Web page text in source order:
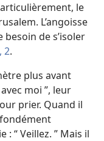
le
L’angoisse
besoin de s’isoler
2.
plus avant
moi ”, leur
prier. Quand il
“ Veillez. ” Mais il